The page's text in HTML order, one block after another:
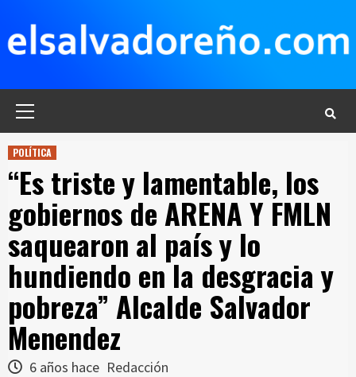
contenido
POLÍTICA
“Es triste y lamentable, los
gobiernos de ARENA Y FMLN
saquearon al país y lo
hundiendo en la desgracia y
pobreza” Alcalde Salvador
Menendez
6 años hace Redacción